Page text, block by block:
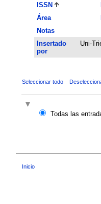
ISSN
Área
Notas
Insertado
por
Uni-
Seleccionar todo
Todas las
Inicio